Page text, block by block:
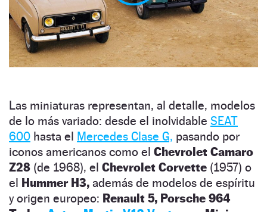
Las miniaturas representan, al detalle, modelos
de lo más variado: desde el inolvidable SEAT
600 hasta el Mercedes Clase G, pasando por
iconos americanos como el Chevrolet Camaro
Z28 (de 1968), el Chevrolet Corvette (1957) o
el Hummer H3, además de modelos de espíritu
y origen europeo: Renault 5, Porsche 964